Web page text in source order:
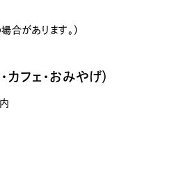
合があります。）
カフェ・おみやげ）